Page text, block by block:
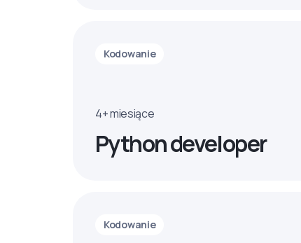
Kodowanie
4+ miesiące
Python developer
Kodowanie